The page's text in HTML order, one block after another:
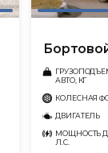
АВТО, КГ
КОЛЕСНАЯ
ДВИГАТЕЛЬ
МОЩНОСТЬ
Л.С.